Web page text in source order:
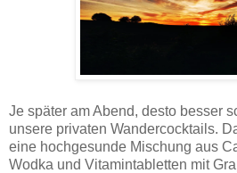
Je später am Abend, desto besser
unsere privaten Wandercocktails.
eine hochgesunde Mischung aus
Wodka und Vitamintabletten mit